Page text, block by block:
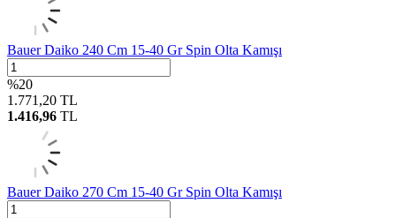
Bauer Daiko 240 Cm 15-40 Gr Spin Olta Kamışı
%20
1.771,20 TL
1.416,96 TL
Bauer Daiko 270 Cm 15-40 Gr Spin Olta Kamışı